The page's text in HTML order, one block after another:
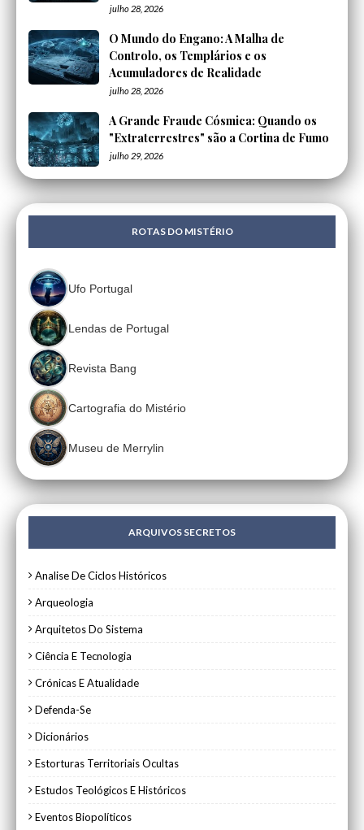
julho 28, 2026
O Mundo do Engano: A Malha de
Controlo, os Templários e os
Acumuladores de Realidade
julho 28, 2026
A Grande Fraude Cósmica: Quando os
"Extraterrestres" são a Cortina de Fumo
julho 29, 2026
ROTAS DO MISTÉRIO
Ufo Portugal
Lendas de Portugal
Revista Bang
Cartografia do Mistério
Museu de Merrylin
ARQUIVOS SECRETOS
Analise De Ciclos Históricos
Arqueologia
Arquitetos Do Sistema
Ciência E Tecnologia
Crónicas E Atualidade
Defenda-Se
Dicionários
Estorturas Territoriais Ocultas
Estudos Teológicos E Históricos
Eventos Biopolíticos